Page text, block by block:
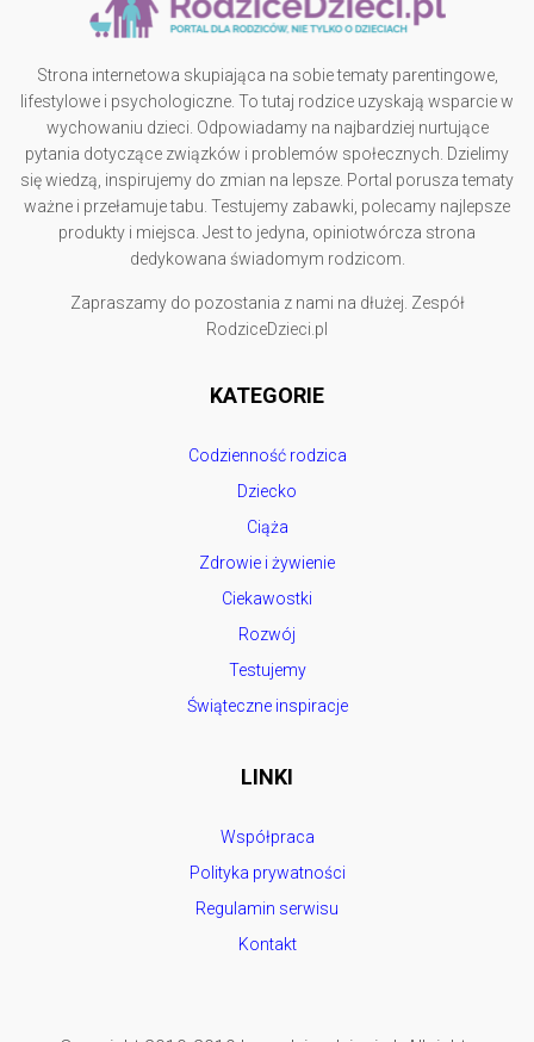
Strona internetowa skupiająca na sobie tematy parentingowe,
lifestylowe i psychologiczne. To tutaj rodzice uzyskają wsparcie w
wychowaniu dzieci. Odpowiadamy na najbardziej nurtujące
pytania dotyczące związków i problemów społecznych. Dzielimy
się wiedzą, inspirujemy do zmian na lepsze. Portal porusza tematy
ważne i przełamuje tabu. Testujemy zabawki, polecamy najlepsze
produkty i miejsca. Jest to jedyna, opiniotwórcza strona
dedykowana świadomym rodzicom.
Zapraszamy do pozostania z nami na dłużej. Zespół
RodziceDzieci.pl
KATEGORIE
Codzienność rodzica
Dziecko
Ciąża
Zdrowie i żywienie
Ciekawostki
Rozwój
Testujemy
Świąteczne inspiracje
LINKI
Współpraca
Polityka prywatności
Regulamin serwisu
Kontakt